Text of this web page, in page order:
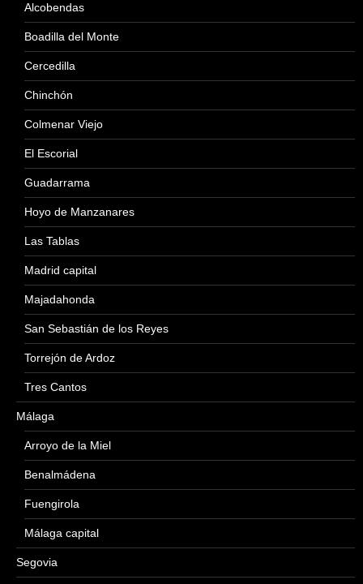
Alcobendas
Boadilla del Monte
Cercedilla
Chinchón
Colmenar Viejo
El Escorial
Guadarrama
Hoyo de Manzanares
Las Tablas
Madrid capital
Majadahonda
San Sebastián de los Reyes
Torrejón de Ardoz
Tres Cantos
Málaga
Arroyo de la Miel
Benalmádena
Fuengirola
Málaga capital
Segovia